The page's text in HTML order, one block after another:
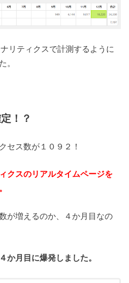
リティクスで計測するように
。
！？
セス数が１０９２！
クスのリアルタイムページを
が増えるのか、４か月目なの
か月目に爆発しました。